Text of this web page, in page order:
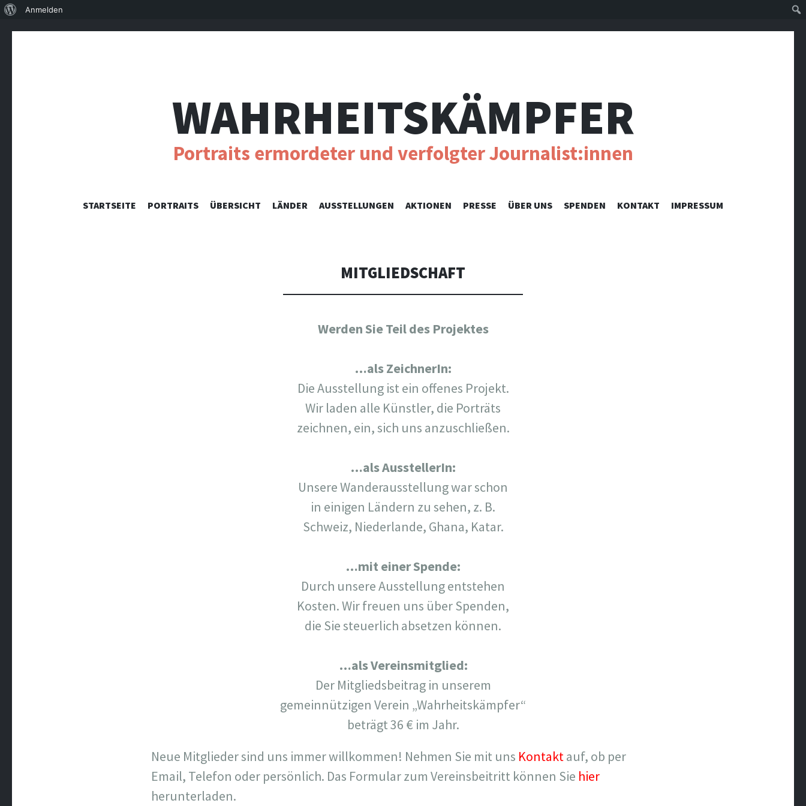
WAHRHEITSKÄMPFER
Portraits ermordeter und verfolgter Journalist:innen
SKIP
STARTSEITE PORTRAITS ÜBERSICHT LÄNDER AUSSTELLUNGEN AKTIONEN PRESSE ÜBER UNS SPENDEN KONTAKT IMPRESSUM
MITGLIEDSCHAFT
Werden Sie Teil des Projektes
…als ZeichnerIn:
Die Ausstellung ist ein offenes Projekt.
Wir laden alle Künstler, die Porträts
zeichnen, ein, sich uns anzuschließen.
…als AusstellerIn:
Unsere Wanderausstellung war schon
in einigen Ländern zu sehen, z. B.
Schweiz, Niederlande, Ghana, Katar.
…mit einer Spende:
Durch unsere Ausstellung entstehen
Kosten. Wir freuen uns über Spenden,
die Sie steuerlich absetzen können.
…als Vereinsmitglied:
Der Mitgliedsbeitrag in unserem
gemeinnützigen Verein „Wahrheitskämpfer“
beträgt 36 € im Jahr.
Neue Mitglieder sind uns immer willkommen! Nehmen Sie mit uns Kontaktauf, ob per
Email, Telefon oder persönlich. Das Formular zum Vereinsbeitritt können Sie hier
herunterladen.
Über
Anmelden